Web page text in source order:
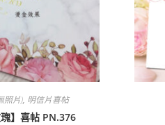
照片), 明信片喜帖
瑰】喜帖 PN.376